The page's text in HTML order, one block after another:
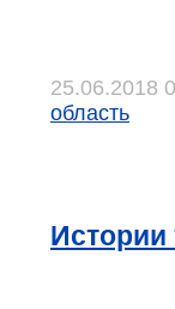
25.06.2018
область
Истории